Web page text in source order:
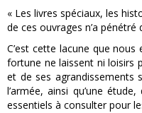
« Les livres spéciaux, les
de ces ouvrages n’a
C’est cette lacune que
fortune ne laissent ni loisirs
et de ses agrandissements
l’armée, ainsi qu’une
essentiels à consulter pour